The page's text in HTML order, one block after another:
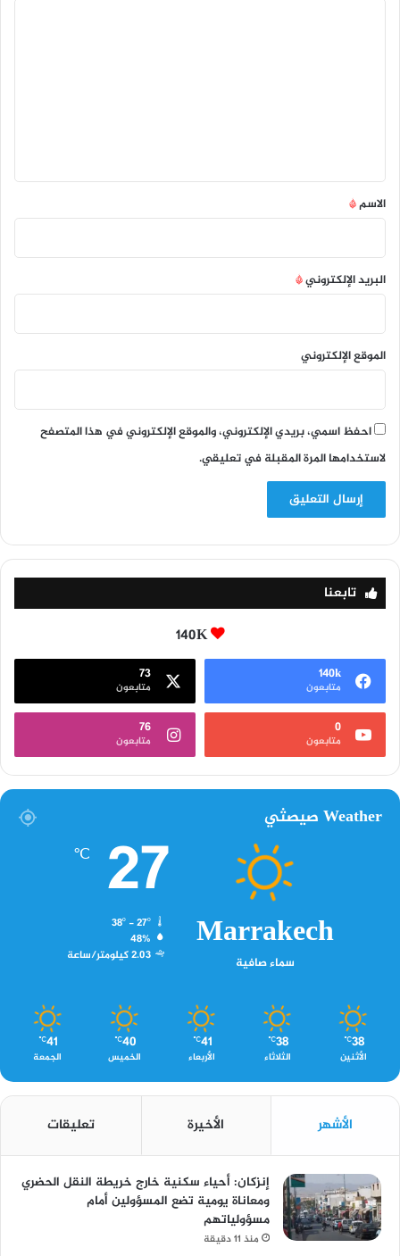
*
الاسم*
البريد الإلكتروني*
الموقع الإلكتروني
احفظ اسمي، بريدي الإلكتروني، والموقع الإلكتروني في هذا المتصفح
لاستخدامها المرة المقبلة في تعليقي.
تابعنا
140K
140k
متابعون
73
متابعون
0
متابعون
76
متابعون
Weather صيصثي
Marrakech
سماء صافية
27
℃
38º - 27º
48%
2.03 كيلومتر/ساعة
38
℃
الأثنين
38
℃
الثلاثاء
41
℃
الأربعاء
40
℃
الخميس
41
℃
الجمعة
الأشهر الأخيرة تعليقات
إنزكان: أحياء سكنية خارج خريطة النقل الحضري
ومعاناة يومية تضع المسؤولين أمام
مسؤولياتهم
منذ 11 دقيقة